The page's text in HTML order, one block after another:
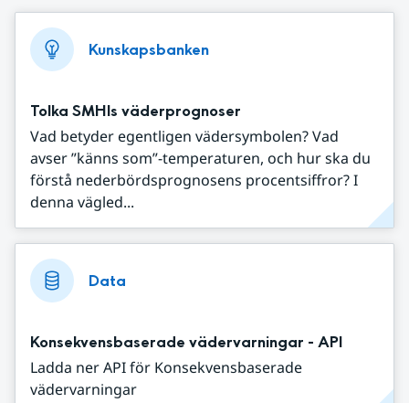
Kunskapsbanken
Tolka SMHIs väderprognoser
Vad betyder egentligen vädersymbolen? Vad
avser ”känns som”-temperaturen, och hur ska du
förstå nederbördsprognosens procentsiffror? I
denna vägled...
Data
Konsekvensbaserade vädervarningar - API
Ladda ner API för Konsekvensbaserade
vädervarningar